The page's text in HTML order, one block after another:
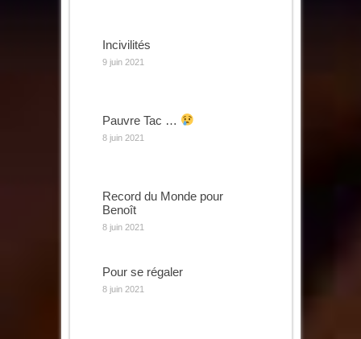
Incivilités
9 juin 2021
Pauvre Tac …
8 juin 2021
Record du Monde pour
Benoît
8 juin 2021
Pour se régaler
8 juin 2021